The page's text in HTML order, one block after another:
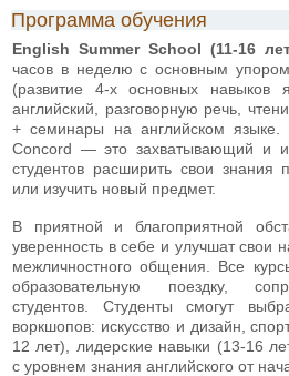
Программа обучения
English Summer School (11-16
часов в неделю с основным упором
(развитие 4-х основных навыков
английский, разговорную речь,
+ семинары на английском
Concord — это захватывающий и
студентов расширить свои
или изучить новый предмет.
В приятной и благоприятной
уверенность в себе и улучшат свои
межличностного общения. Все
образовательную поездку,
студентов. Студенты смогут
воркшопов: искусство и дизайн,
12 лет), лидерские навыки (13-16
с уровнем знания английского от